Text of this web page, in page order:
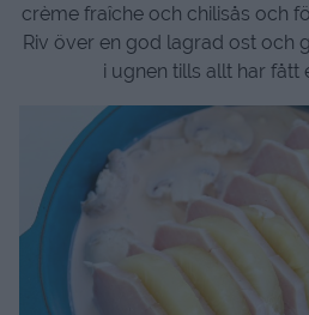
crème fraîche och chilisås och
Riv över en god lagrad ost och
i ugnen tills allt har fått